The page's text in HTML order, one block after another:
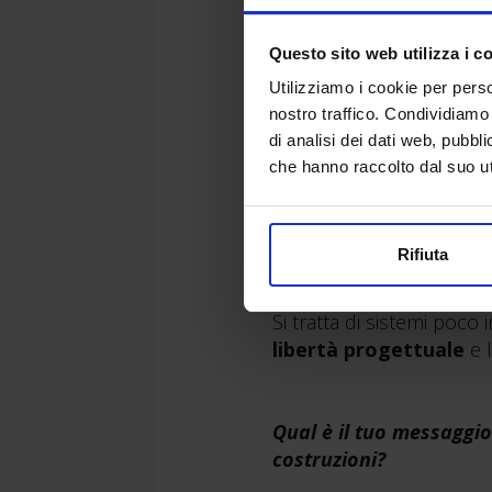
Questo sito web utilizza i
Utilizziamo i cookie per
nostro traffico.
di analisi dei dati web,
che hanno raccolto dal suo
Rifiuta
conoscere le specifiche
Quali sono le
settore?
Tube, l’ultima versione
rinforzo sismicoa
sistema di protezione
Si tratta di sistemi poco
libertà progettuale e
Qual è il tuo
costruzioni?